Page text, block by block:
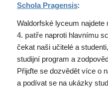
Schola Pragensis:
Waldorfské lyceum najdete
4. patřenaproti hlavnímu
čekat naši učitelé a
studijní program a
Přijďte se dozvědět více o
a podívat se na ukázky